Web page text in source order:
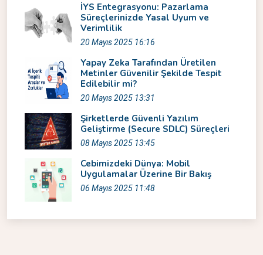
İYS Entegrasyonu: Pazarlama
Süreçlerinizde Yasal Uyum ve
Verimlilik
20 Mayıs 2025 16:16
Yapay Zeka Tarafından Üretilen
Metinler Güvenilir Şekilde Tespit
Edilebilir mi?
20 Mayıs 2025 13:31
Şirketlerde Güvenli Yazılım
Geliştirme (Secure SDLC) Süreçleri
08 Mayıs 2025 13:45
Cebimizdeki Dünya: Mobil
Uygulamalar Üzerine Bir Bakış
06 Mayıs 2025 11:48